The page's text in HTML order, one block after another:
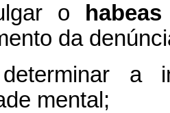
o
da
a
mental;